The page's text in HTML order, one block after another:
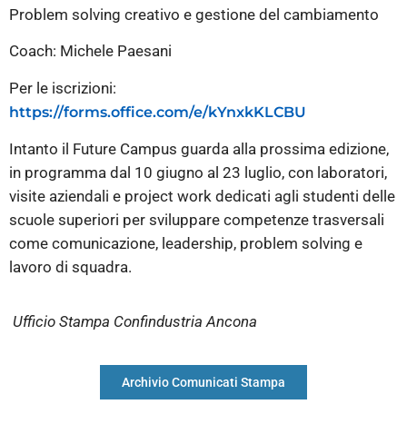
Problem solving creativo e gestione del cambiamento
Coach: Michele Paesani
Per le iscrizioni:
https://forms.office.com/e/kYnxkKLCBU
Intanto il Future Campus guarda alla prossima edizione,
in programma dal 10 giugno al 23 luglio, con laboratori,
visite aziendali e project work dedicati agli studenti delle
scuole superiori per sviluppare competenze trasversali
come comunicazione, leadership, problem solving e
lavoro di squadra.
Ufficio Stampa Confindustria Ancona
Archivio Comunicati Stampa